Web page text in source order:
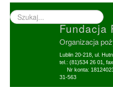
Wyszukiwarka
–
Fundacja
Organizacja
Lublin 20-218, ul.
tel.: (81)534 26 01,
Nr konta:
31-563